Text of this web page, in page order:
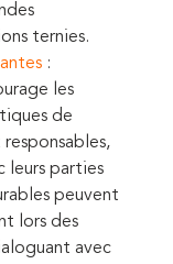
ternies.
:
les
de
leurs parties
peuvent
lors des
avec